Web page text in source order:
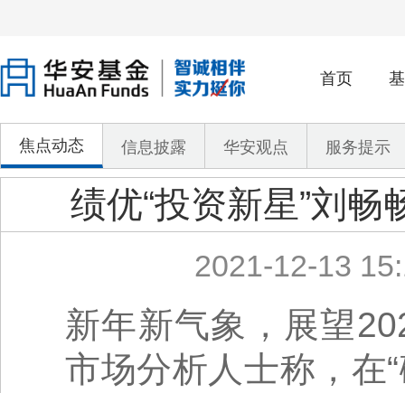
首页
焦点动态 信息披露 华安观点 服务提示
绩优“投资新星”刘
2021-12-13
新年新气象，展望
市场分析人士称，在